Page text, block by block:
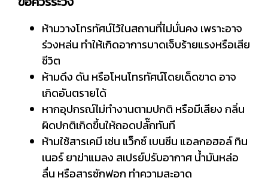
ห้ามวางโทรทัศน์ไว้ในสถานที่ไม่มั่นคง เพราะอาจ
ร่วงหล่น ทำให้เกิดอาการบาดเจ็บร้ายแรงหรือเสีย
ชีวิต
ห้ามดึง ดัน หรือโหนโทรทัศน์โดยเด็ดขาด อาจ
เกิดอันตรายได้
หากอุปกรณ์ไม่ทำงานตามปกติ หรือมีเสียง กลิ่น
ผิดปกติเกิดขึ้นให้ถอดปลั๊กทันที
ห้ามใช้สารเคมี เช่น แว็กซ์ เบนซีน แอลกอฮอล์ ทิน
เนอร์ ยาฆ่าแมลง สเปรย์ปรับอากาศ น้ำมันหล่อ
ลื่น หรือสารซักฟอก ทำความสะอาด